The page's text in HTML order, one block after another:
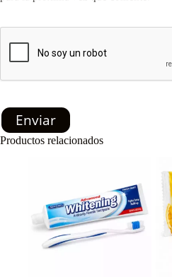
Enviar
Productos relacionados